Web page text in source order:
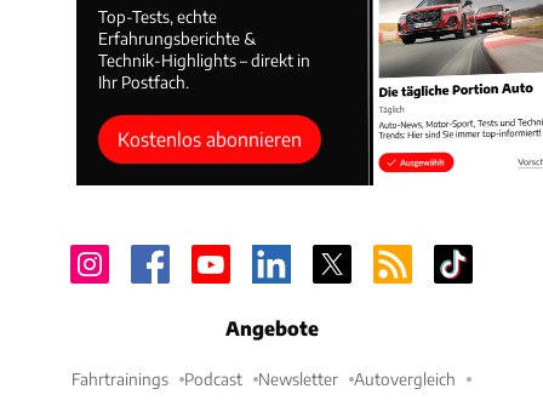
Top-Tests, echte
Erfahrungsberichte &
Technik-Highlights – direkt in
Ihr Postfach.
Kostenlos abonnieren
Angebote
Fahrtrainings Podcast Newsletter Autovergleich